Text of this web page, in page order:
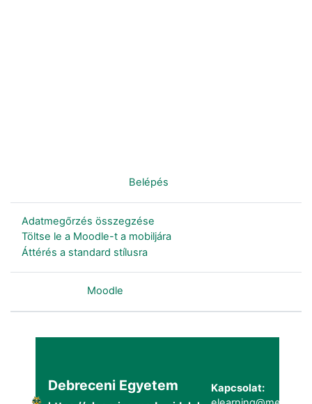
Belépés
Adatmegőrzés összegzése
Töltse le a Moodle-t a mobiljára
Áttérés a standard stílusra
Moodle
Debreceni Egyetem
Kapcsolat: